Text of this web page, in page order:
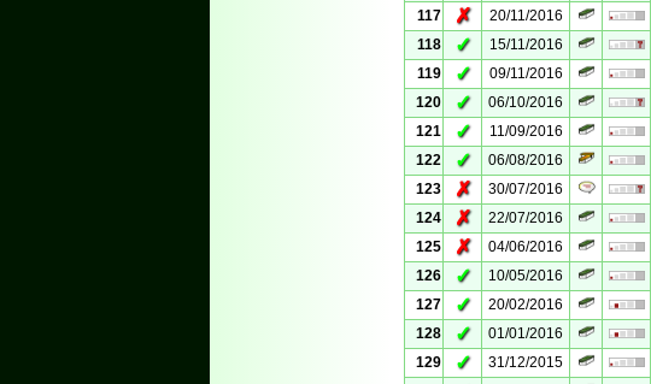
117
✗ 20/11/2016
118
✓ 15/11/2016
119
✓ 09/11/2016
120
✓ 06/10/2016
121
✓ 11/09/2016
122
✓ 06/08/2016
123
✗ 30/07/2016
124
✗ 22/07/2016
125
✗ 04/06/2016
126
✓ 10/05/2016
127
✓ 20/02/2016
128
✓ 01/01/2016
129
✓ 31/12/2015